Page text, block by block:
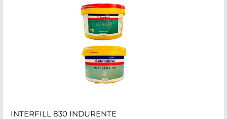
INTERFILL 830 INDURENTE